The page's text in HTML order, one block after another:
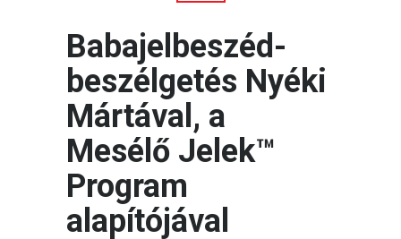
Babajelbeszéd-
beszélgetés Nyéki
Mártával, a
Mesélő Jelek™
Program
alapítójával